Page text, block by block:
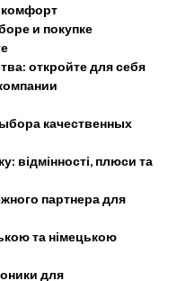
комфорт
и покупке
откройте для себя
качественных
відмінності, плюси та
партнера для
та німецькою
для